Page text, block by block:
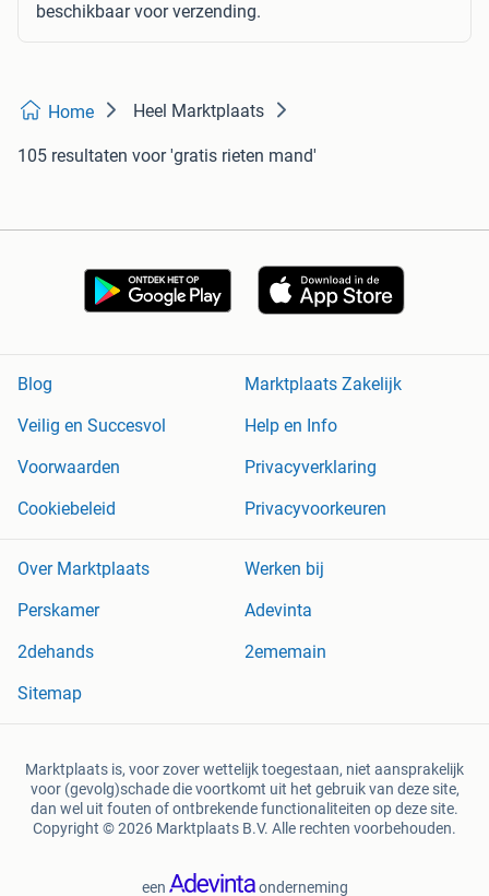
beschikbaar voor verzending.
Home Heel Marktplaats
105 resultaten voor 'gratis rieten mand'
Blog
Marktplaats Zakelijk
Veilig en Succesvol
Help en Info
Voorwaarden
Privacyverklaring
Cookiebeleid
Privacyvoorkeuren
Over Marktplaats
Werken bij
Perskamer
Adevinta
2dehands
2ememain
Sitemap
Marktplaats is, voor zover wettelijk toegestaan, niet aansprakelijk
voor (gevolg)schade die voortkomt uit het gebruik van deze site,
dan wel uit fouten of ontbrekende functionaliteiten op deze site.
Copyright © 2026 Marktplaats B.V. Alle rechten voorbehouden.
een onderneming